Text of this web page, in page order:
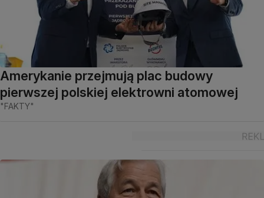
Amerykanie przejmują plac budowy
pierwszej polskiej elektrowni atomowej
"FAKTY"